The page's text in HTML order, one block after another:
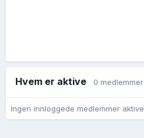
Hvem er aktive 0 medlemmer
Ingen innloggede medlemmer aktive